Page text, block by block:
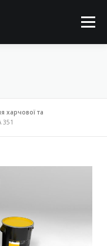
Меню
КОНТАКТИ
харчової та
351